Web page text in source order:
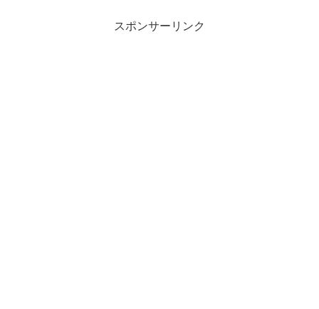
スポンサーリンク